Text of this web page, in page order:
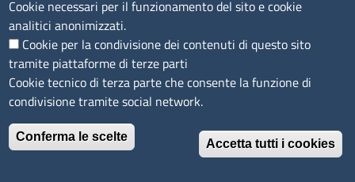
Redazione
Credits
Accesso riservato
Aziende speciali
© 2023 Camera di Commercio Industria e Agricoltura
Riviere di Liguria - Imperia La Spezia Savona
Cookie necessari per il funzionamento del sito e cookie
analitici anonimizzati.
Cookie per la condivisione dei contenuti di questo sito
tramite piattaforme di terze parti
Cookie tecnico di terza parte che consente la funzione di
condivisione tramite social network.
Conferma le scelte
Accetta tutti i cookies